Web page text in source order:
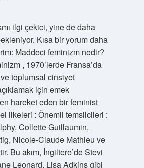
ilgi çekici, yine de daha
Kısa bir yorum daha
Maddeci feminizm nedir?
, 1970’lerde Fransa’da
toplumsal cinsiyet
için emek
hareket eden bir feminist
ilkeleri : Önemli temsilcileri :
Collette Guillaumin,
Nicole-Claude Mathieu ve
Bu akım, İngiltere’de Stevi
Leonard, Lisa Adkins gibi